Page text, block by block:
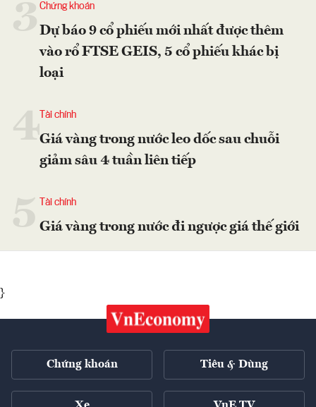
Chứng khoán
Dự báo 9 cổ phiếu mới nhất được thêm
vào rổ FTSE GEIS, 5 cổ phiếu khác bị
loại
4 Tài chính
Giá vàng trong nước leo dốc sau chuỗi
giảm sâu 4 tuần liên tiếp
Tài chính
Giá vàng trong nước đi ngược giá thế giới
}
Chứng khoán Tiêu & Dùng